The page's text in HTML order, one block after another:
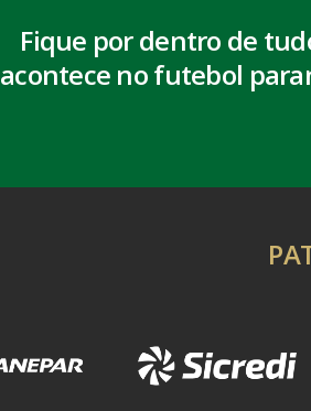
Fique por dentro de
acontece no futebol